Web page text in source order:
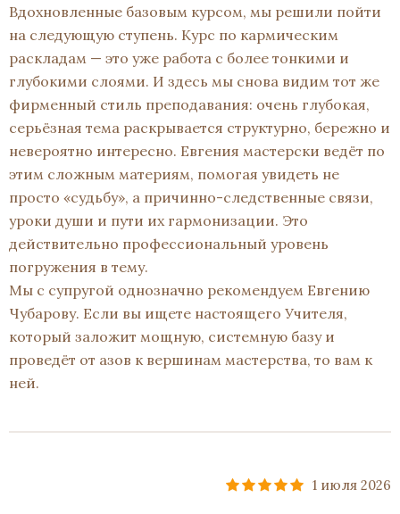
Вдохновленные базовым курсом, мы решили пойти
на следующую ступень. Курс по кармическим
раскладам — это уже работа с более тонкими и
глубокими слоями. И здесь мы снова видим тот же
фирменный стиль преподавания: очень глубокая,
серьёзная тема раскрывается структурно, бережно и
невероятно интересно. Евгения мастерски ведёт по
этим сложным материям, помогая увидеть не
просто «судьбу», а причинно-следственные связи,
уроки души и пути их гармонизации. Это
действительно профессиональный уровень
погружения в тему.
Мы с супругой однозначно рекомендуем Евгению
Чубарову. Если вы ищете настоящего Учителя,
который заложит мощную, системную базу и
проведёт от азов к вершинам мастерства, то вам к
ней.
1 июля 2026